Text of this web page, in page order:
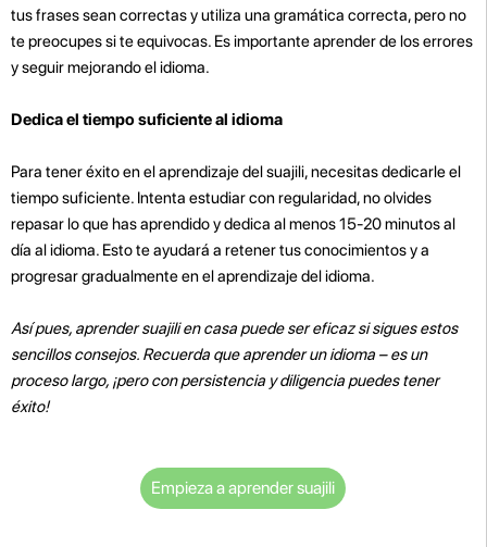
tus frases sean correctas y utiliza una gramática correcta, pero no
te preocupes si te equivocas. Es importante aprender de los errores
y seguir mejorando el idioma.
Dedica el tiempo suficiente al idioma
Para tener éxito en el aprendizaje del suajili, necesitas dedicarle el
tiempo suficiente. Intenta estudiar con regularidad, no olvides
repasar lo que has aprendido y dedica al menos 15-20 minutos al
día al idioma. Esto te ayudará a retener tus conocimientos y a
progresar gradualmente en el aprendizaje del idioma.
Así pues, aprender suajili en casa puede ser eficaz si sigues estos
sencillos consejos. Recuerda que aprender un idioma – es un
proceso largo, ¡pero con persistencia y diligencia puedes tener
éxito!
Empieza a aprender suajili